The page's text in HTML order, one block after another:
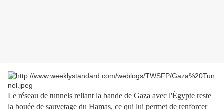
Le réseau de tunnels reliant la bande de Gaza avec l'Égypte reste
la bouée de sauvetage du Hamas, ce qui lui permet de renforcer